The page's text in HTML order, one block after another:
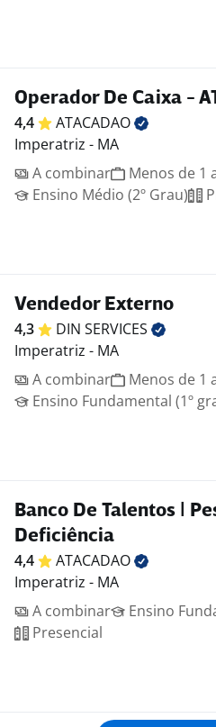
Operador De Caixa -
4,4
ATACADAO
Imperatriz - MA
A combinar
Menos de 1
Ensino Médio (2º Grau)
Vendedor Externo
4,3 DIN SERVICES
Imperatriz - MA
A combinar
Menos de 1
Ensino Fundamental (1º
Banco De Talentos |
Deficiência
4,4
ATACADAO
Imperatriz - MA
A combinar
Ensino
Presencial